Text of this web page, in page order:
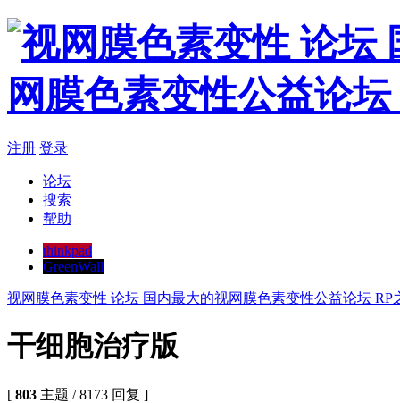
注册 登录
论坛
搜索
帮助
thinkpad
GreenWall
视网膜色素变性 论坛 国内最大的视网膜色素变性公益论坛 RP
干细胞治疗版
[ 803 主题 / 8173 回复 ]